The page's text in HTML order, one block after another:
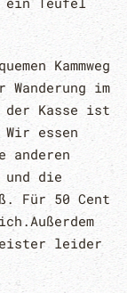
Kammweg
im
der Kasse ist
essen
und die
Für 50 Cent
leider